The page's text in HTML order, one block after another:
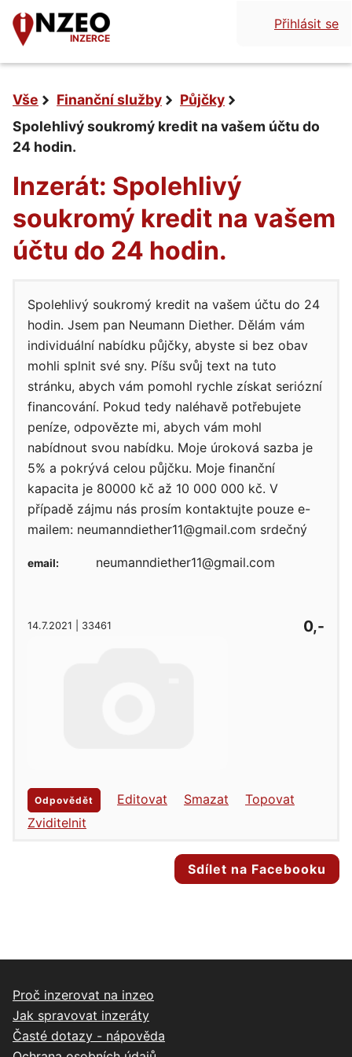
INZERCE
Přihlásit se
Vše Finanční služby
Půjčky
Spolehlivý soukromý kredit na vašem účtu do
24 hodin.
Inzerát: Spolehlivý
soukromý kredit na vašem
účtu do 24 hodin.
Spolehlivý soukromý kredit na vašem účtu do 24
hodin. Jsem pan Neumann Diether. Dělám vám
individuální nabídku půjčky, abyste si bez obav
mohli splnit své sny. Píšu svůj text na tuto
stránku, abych vám pomohl rychle získat seriózní
financování. Pokud tedy naléhavě potřebujete
peníze, odpovězte mi, abych vám mohl
nabídnout svou nabídku. Moje úroková sazba je
5% a pokrývá celou půjčku. Moje finanční
kapacita je 80000 kč až 10 000 000 kč. V
případě zájmu nás prosím kontaktujte pouze e-
mailem: neumanndiether11@gmail.com srdečný
14.7.2021 | 33461 0,-
email: neumanndiether11@gmail.com
Odpovědět Editovat Smazat
Topovat
Zviditelnit
Sdílet na Facebooku
Proč inzerovat na inzeo
Jak spravovat inzeráty
Časté dotazy - nápověda